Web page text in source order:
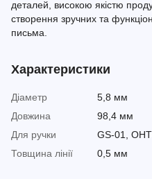
деталей, високою якістю
створення зручних та
письма.
Характеристики
Діаметр
5,8 мм
Довжина
98,4 мм
Для ручки
GS-01,
Товщина лінії
0,5 мм